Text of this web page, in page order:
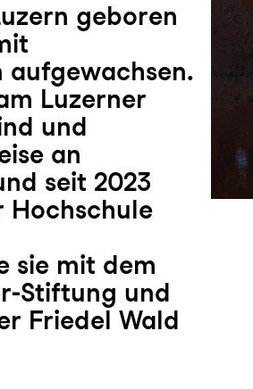
geboren
aufgewachsen.
Luzerner
und
an
seit 2023
Hochschule
sie mit dem
Stiftung und
Friedel Wald